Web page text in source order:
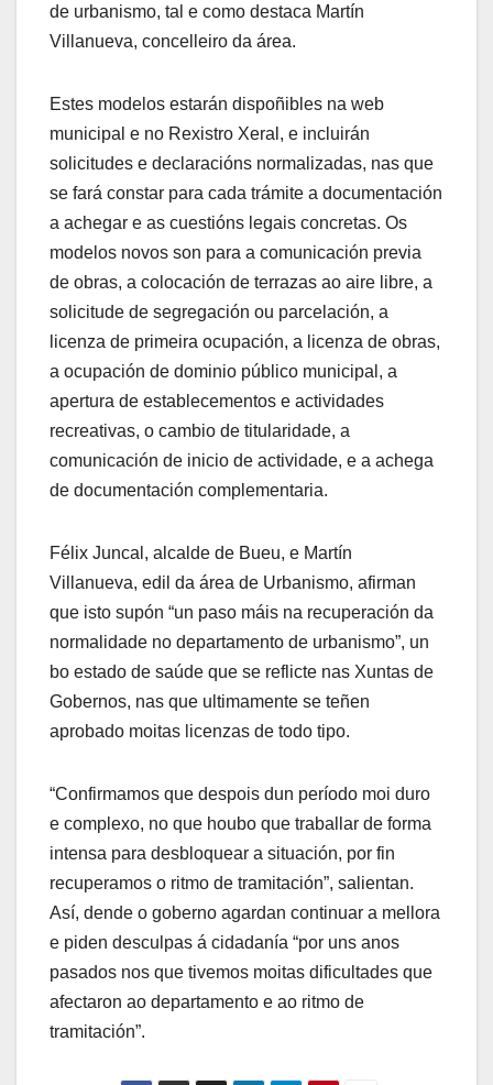
de urbanismo, tal e como destaca Martín
Villanueva, concelleiro da área.
Estes modelos estarán dispoñibles na web
municipal e no Rexistro Xeral, e incluirán
solicitudes e declaracións normalizadas, nas que
se fará constar para cada trámite a documentación
a achegar e as cuestións legais concretas. Os
modelos novos son para a comunicación previa
de obras, a colocación de terrazas ao aire libre, a
solicitude de segregación ou parcelación, a
licenza de primeira ocupación, a licenza de obras,
a ocupación de dominio público municipal, a
apertura de establecementos e actividades
recreativas, o cambio de titularidade, a
comunicación de inicio de actividade, e a achega
de documentación complementaria.
Félix Juncal, alcalde de Bueu, e Martín
Villanueva, edil da área de Urbanismo, afirman
que isto supón “un paso máis na recuperación da
normalidade no departamento de urbanismo”, un
bo estado de saúde que se reflicte nas Xuntas de
Gobernos, nas que ultimamente se teñen
aprobado moitas licenzas de todo tipo.
“Confirmamos que despois dun período moi duro
e complexo, no que houbo que traballar de forma
intensa para desbloquear a situación, por fin
recuperamos o ritmo de tramitación”, salientan.
Así, dende o goberno agardan continuar a mellora
e piden desculpas á cidadanía “por uns anos
pasados nos que tivemos moitas dificultades que
afectaron ao departamento e ao ritmo de
tramitación”.